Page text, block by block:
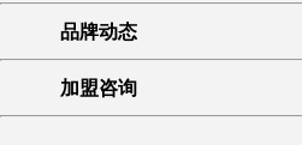
品牌动态
加盟咨询